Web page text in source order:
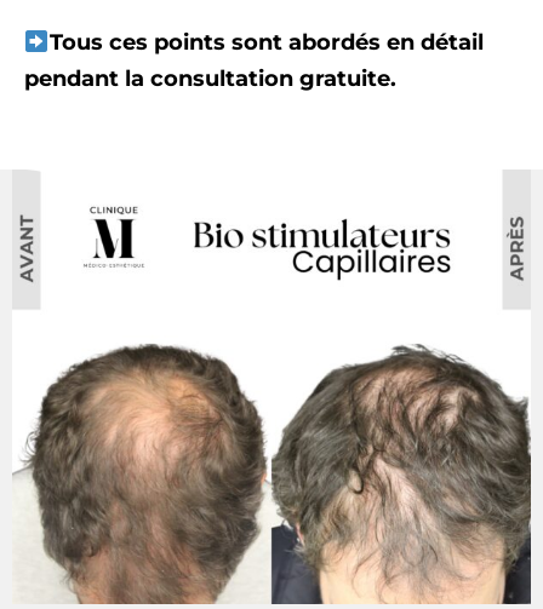
Tous ces points sont abordés en détail
pendant la consultation gratuite.